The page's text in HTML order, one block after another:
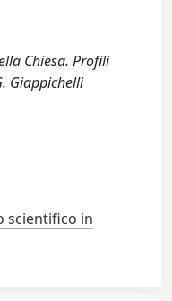
Chiesa. Profili
Giappichelli
scientifico in